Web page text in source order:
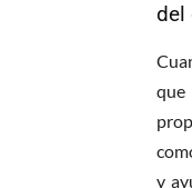
del
y